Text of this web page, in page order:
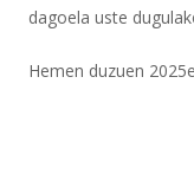
dagoela uste
Hemen duzuen